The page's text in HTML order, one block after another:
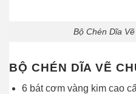
Bộ Chén Dĩa
BỘ CHÉN DĨA VẼ
6 bát cơm vàng kim cao